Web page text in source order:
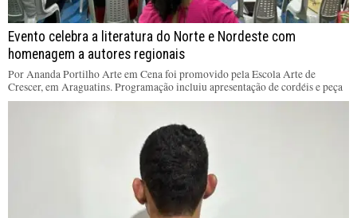
Evento celebra a literatura do Norte e Nordeste com
homenagem a autores regionais
Por Ananda Portilho Arte em Cena foi promovido pela Escola Arte de
Crescer, em Araguatins. Programação incluiu apresentação de cordéis e peça